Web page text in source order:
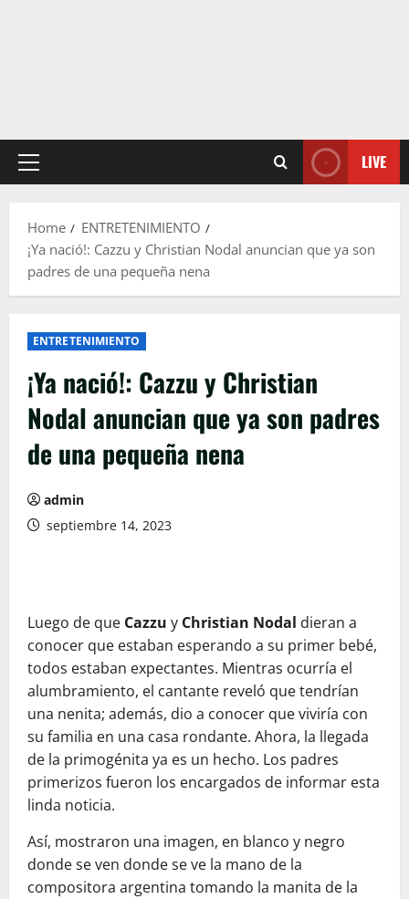
Primary
LIVE
Home
ENTRETENIMIENTO
¡Ya nació!: Cazzu y Christian Nodal anuncian que ya son
padres de una pequeña nena
ENTRETENIMIENTO
¡Ya nació!: Cazzu y Christian
Nodal anuncian que ya son padres
de una pequeña nena
admin
septiembre 14, 2023
Luego de que Cazzu y Christian Nodal dieran a
conocer que estaban esperando a su primer bebé,
todos estaban expectantes. Mientras ocurría el
alumbramiento, el cantante reveló que tendrían
una nenita; además, dio a conocer que viviría con
su familia en una casa rondante. Ahora, la llegada
de la primogénita ya es un hecho. Los padres
primerizos fueron los encargados de informar esta
linda noticia.
Así, mostraron una imagen, en blanco y negro
donde se ven donde se ve la mano de la
compositora argentina tomando la manita de la